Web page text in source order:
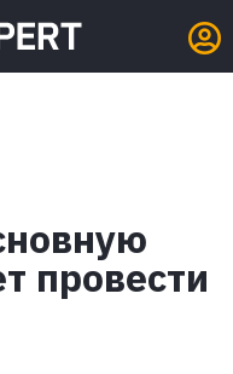
провести